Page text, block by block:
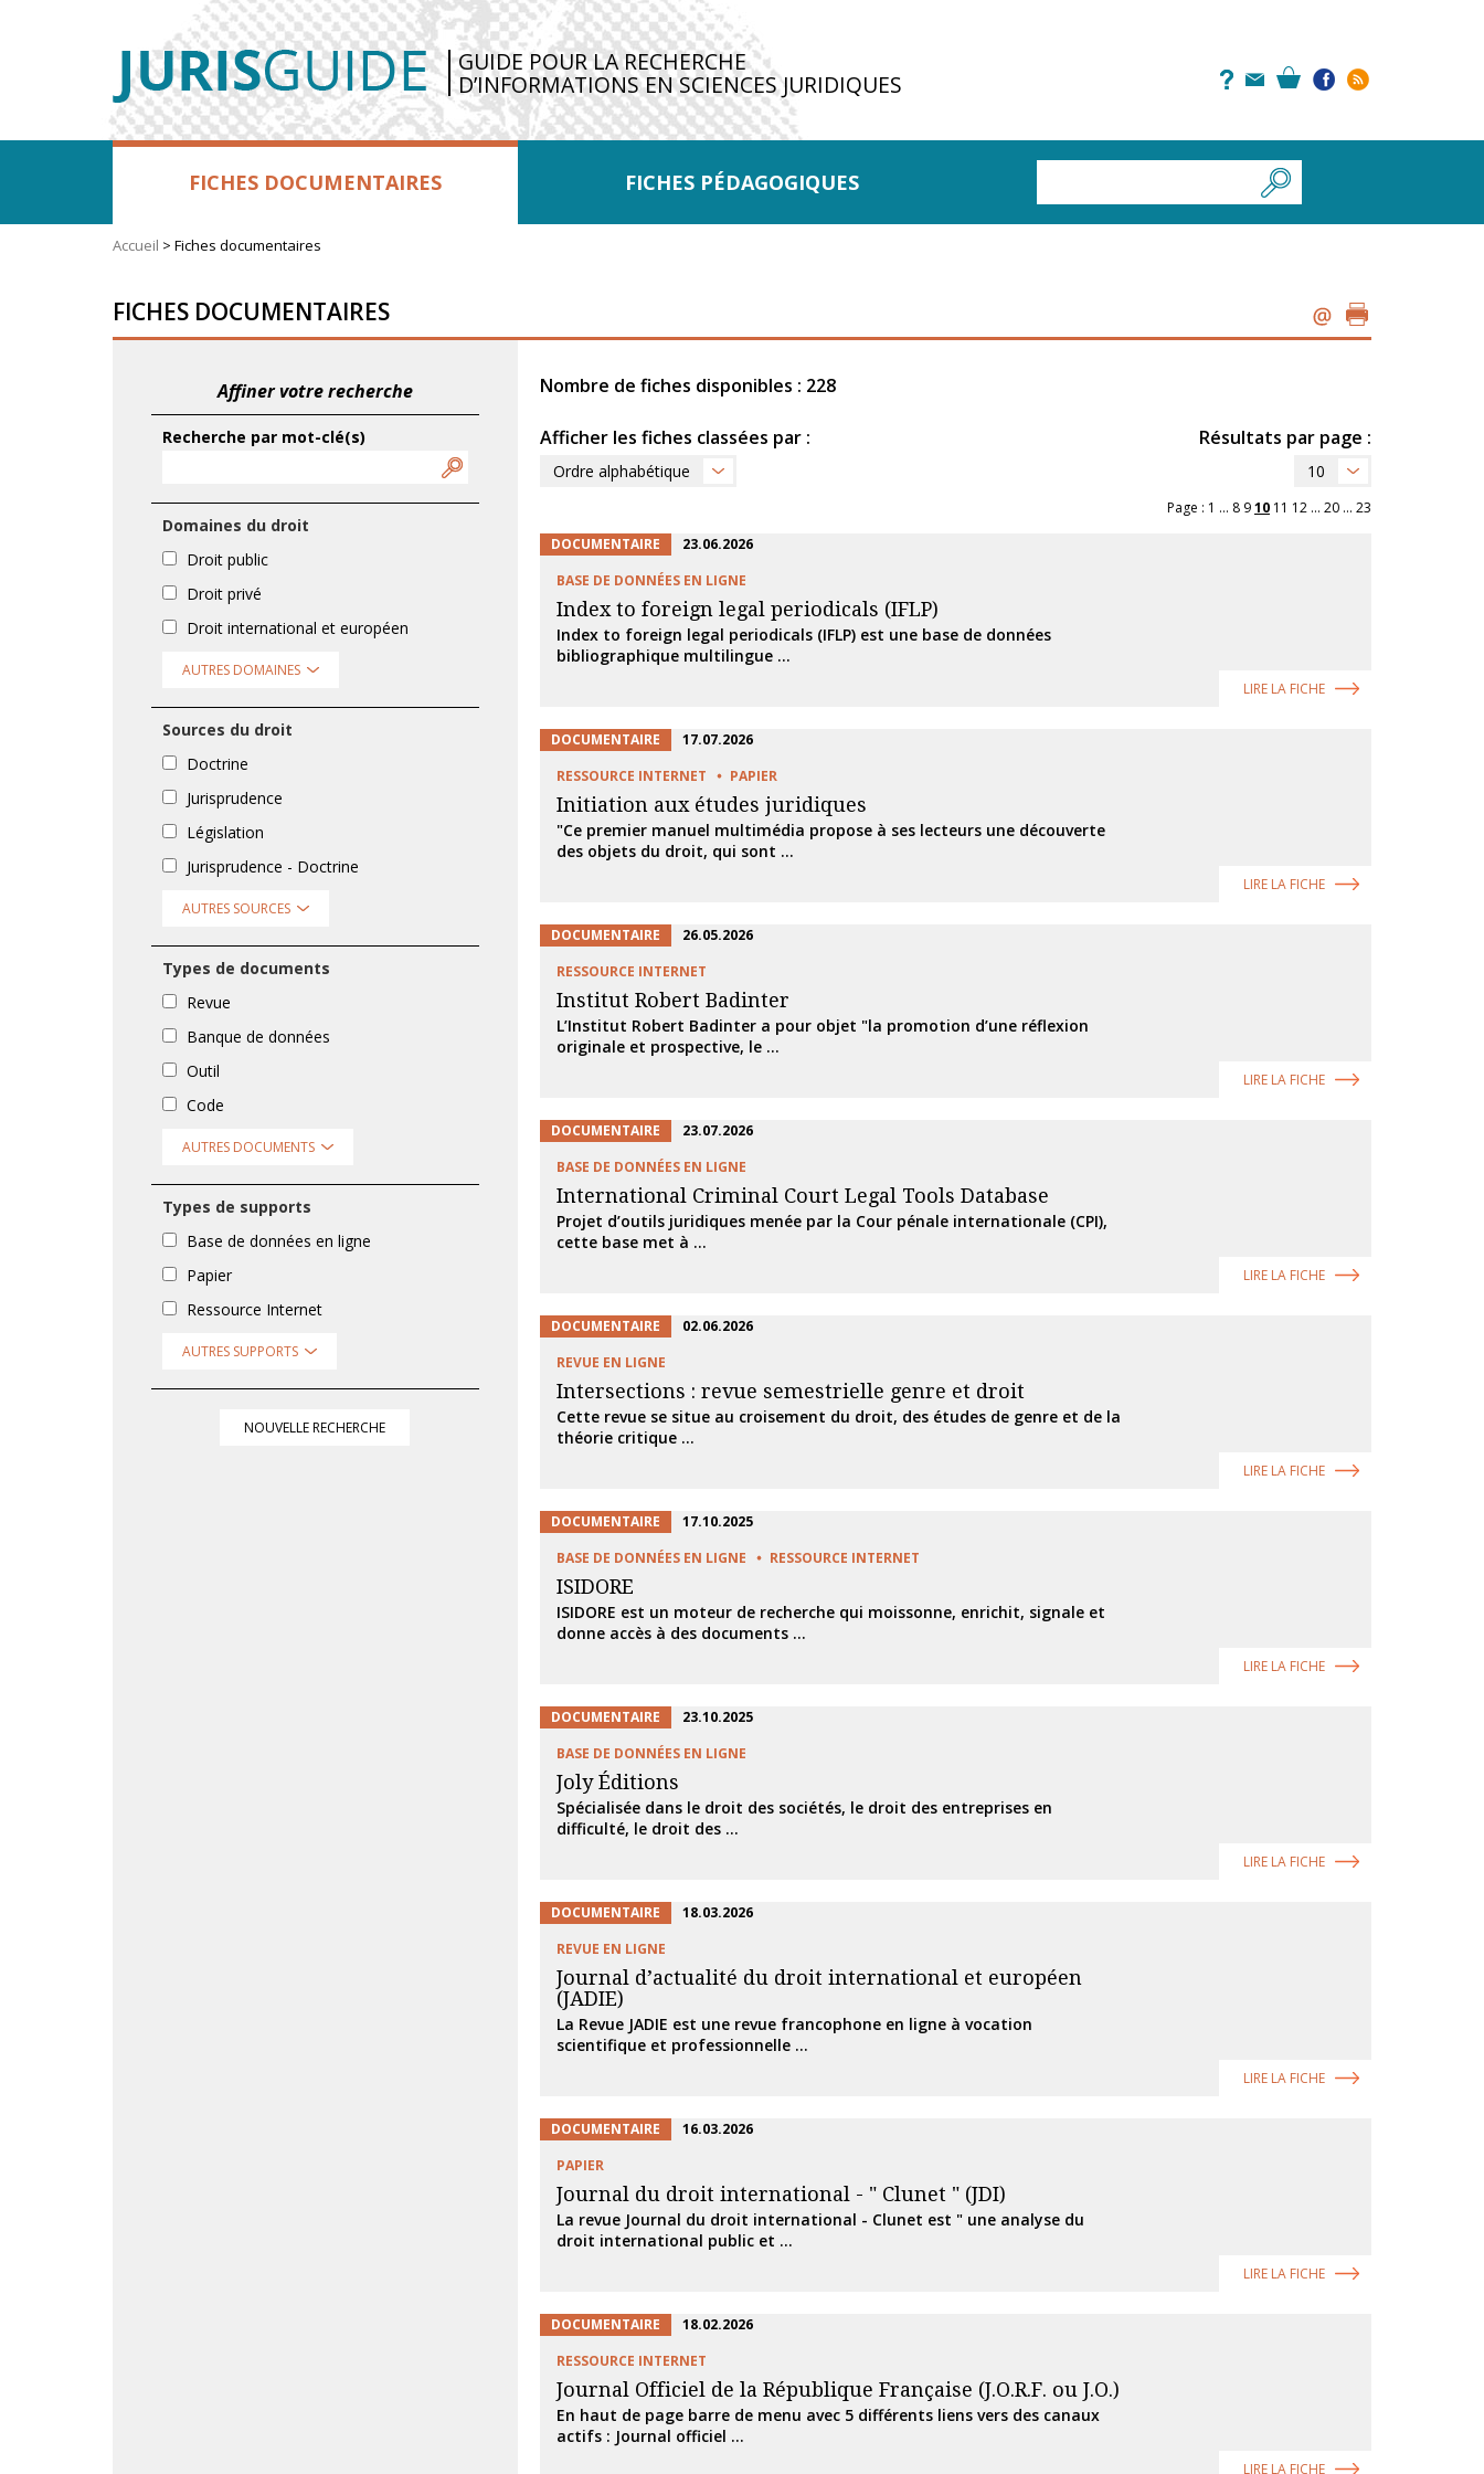
GUIDE POUR LA RECHERCHE
D’INFORMATIONS EN SCIENCES JURIDIQUES
FICHES DOCUMENTAIRES FICHES PÉDAGOGIQUES
Accueil > Fiches documentaires
FICHES DOCUMENTAIRES
Affiner votre recherche
Recherche par mot-clé(s)
Domaines du droit
Droit public
Droit privé
Droit international et européen
AUTRES DOMAINES
Sources du droit
Doctrine
Jurisprudence
Législation
Jurisprudence - Doctrine
AUTRES SOURCES
Types de documents
Revue
Banque de données
Outil
Code
AUTRES DOCUMENTS
Types de supports
Base de données en ligne
Papier
Ressource Internet
AUTRES SUPPORTS
NOUVELLE RECHERCHE
Nombre de fiches disponibles : 228
Afficher les fiches classées par :
Ordre alphabétique
Résultats par page :
10
Page : 1 ... 8 910 11 12 ... 20 ... 23
DOCUMENTAIRE
23.06.2026
BASE DE DONNÉES EN LIGNE
Index to foreign legal periodicals (IFLP)
Index to foreign legal periodicals (IFLP) est une base de données
bibliographique multilingue ...
LIRE LA FICHE
DOCUMENTAIRE
17.07.2026
RESSOURCE INTERNET
PAPIER
Initiation aux études juridiques
"Ce premier manuel multimédia propose à ses lecteurs une découverte
des objets du droit, qui sont ...
LIRE LA FICHE
DOCUMENTAIRE
26.05.2026
RESSOURCE INTERNET
Institut Robert Badinter
L’Institut Robert Badinter a pour objet "la promotion d’une réflexion
originale et prospective, le ...
LIRE LA FICHE
DOCUMENTAIRE
23.07.2026
BASE DE DONNÉES EN LIGNE
International Criminal Court Legal Tools Database
Projet d’outils juridiques menée par la Cour pénale internationale (CPI),
cette base met à ...
LIRE LA FICHE
DOCUMENTAIRE
02.06.2026
REVUE EN LIGNE
Intersections : revue semestrielle genre et droit
Cette revue se situe au croisement du droit, des études de genre et de la
théorie critique ...
LIRE LA FICHE
DOCUMENTAIRE
17.10.2025
BASE DE DONNÉES EN LIGNE
RESSOURCE INTERNET
ISIDORE
ISIDORE est un moteur de recherche qui moissonne, enrichit, signale et
donne accès à des documents ...
LIRE LA FICHE
DOCUMENTAIRE
23.10.2025
BASE DE DONNÉES EN LIGNE
Joly Éditions
Spécialisée dans le droit des sociétés, le droit des entreprises en
difficulté, le droit des ...
LIRE LA FICHE
DOCUMENTAIRE
18.03.2026
REVUE EN LIGNE
Journal d’actualité du droit international et européen
(JADIE)
La Revue JADIE est une revue francophone en ligne à vocation
scientifique et professionnelle ...
LIRE LA FICHE
DOCUMENTAIRE
16.03.2026
PAPIER
Journal du droit international - " Clunet " (JDI)
La revue Journal du droit international - Clunet est " une analyse du
droit international public et ...
LIRE LA FICHE
DOCUMENTAIRE
18.02.2026
RESSOURCE INTERNET
Journal Officiel de la République Française (J.O.R.F. ou J.O.)
En haut de page barre de menu avec 5 différents liens vers des canaux
actifs : Journal officiel ...
LIRE LA FICHE